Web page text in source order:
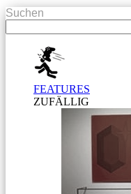
Suchen
FEATURES
ZUFÄLLIG